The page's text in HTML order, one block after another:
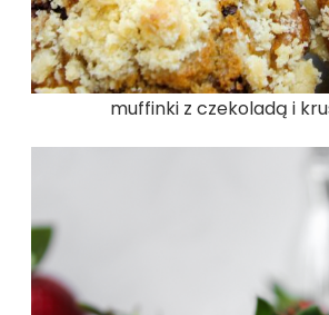
muffinki z czekoladą i